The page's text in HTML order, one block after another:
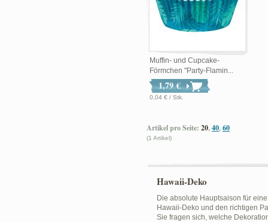
Muffin- und Cupcake-
Förmchen "Party-Flamin...
1,79 €
0,04 € / Stk.
Artikel pro Seite: 20,40,60
(1 Artikel)
Hawaii-Deko
Die absolute Hauptsaison für
Hawaii-Deko und den richtigen
Sie fragen sich, welche